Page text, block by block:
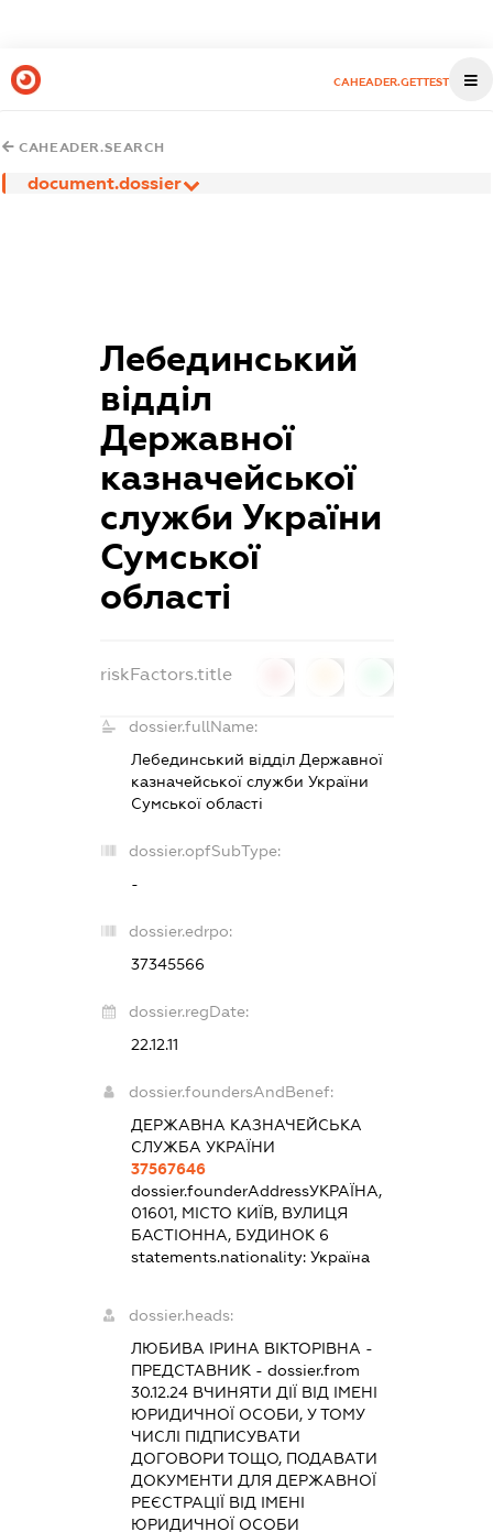
CAHEADER.GETTEST
CAHEADER.SEARCH
document.dossier
Лебединський
відділ
Державної
казначейської
служби України
Сумської
області
riskFactors.title
dossier.fullName:
Лебединський відділ Державної
казначейської служби України
Сумської області
dossier.opfSubType:
-
dossier.edrpo:
37345566
dossier.regDate:
22.12.11
dossier.foundersAndBenef:
ДЕРЖАВНА КАЗНАЧЕЙСЬКА
СЛУЖБА УКРАЇНИ
37567646
dossier.founderAddressУКРАЇНА,
01601, МІСТО КИЇВ, ВУЛИЦЯ
БАСТІОННА, БУДИНОК 6
statements.nationality: Україна
dossier.heads:
ЛЮБИВА ІРИНА ВІКТОРІВНА -
ПРЕДСТАВНИК- dossier.from
30.12.24ВЧИНЯТИ ДІЇ ВІД ІМЕНІ
ЮРИДИЧНОЇ ОСОБИ, У ТОМУ
ЧИСЛІ ПІДПИСУВАТИ
ДОГОВОРИ ТОЩО, ПОДАВАТИ
ДОКУМЕНТИ ДЛЯ ДЕРЖАВНОЇ
РЕЄСТРАЦІЇ ВІД ІМЕНІ
ЮРИДИЧНОЇ ОСОБИ